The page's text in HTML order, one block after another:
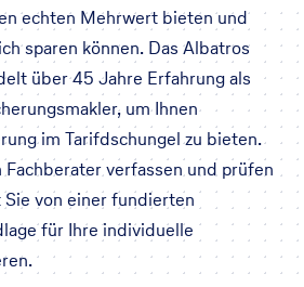
echten Mehrwert bieten und
sparen können. Das Albatros
über 45 Jahre Erfahrung als
um Ihnen
im Tarifdschungel zu bieten.
verfassen und prüfen
von einer fundierten
für Ihre individuelle